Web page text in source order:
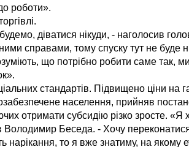
роботи».
діватися нікуди, - наголосив
справами, тому спуску тут не буде
що потрібно робити саме так,
стандартів. Підвищено ціни на
населення, прийняв
отримати субсидію різко зросте.
Беседа. - Хочу
то я вже знатиму, на якому